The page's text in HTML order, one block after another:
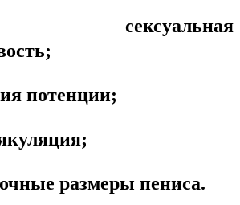
сексуальная
потенции;
размеры пениса.